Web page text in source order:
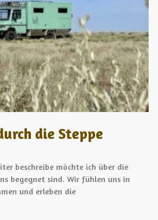
die Steppe
beschreibe möchte ich über die
begegnet sind. Wir fühlen uns in
und erleben die